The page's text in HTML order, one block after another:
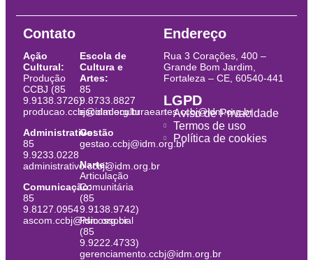
Contato
Ação
Cultural:
Produção
CCBJ (85
9.9138.3726)
producao.ccbj@idm.org.br
Administrativo:
85
9.9233.0228
administrativo.ccbj@idm.org.br
Comunicação:
85
9.8127.0954
ascom.ccbj@idm.org.br
Escola de
Cultura e
Artes:
85
9.8733.8827
escoladeculturaeartes.ccbj@idm.org.br
Gestão
gestao.ccbj@idm.org.br
Narte:
Articulação
Comunitária
(85
9.9138.9742)
Psicossocial
(85
9.9222.4733)
gerenciamento.ccbj@idm.org.br
Endereço
Rua 3 Corações, 400 –
Grande Bom Jardim,
Fortaleza – CE, 60540-441
LGPD
Aviso de Privacidade
Termos de uso
Política de cookies